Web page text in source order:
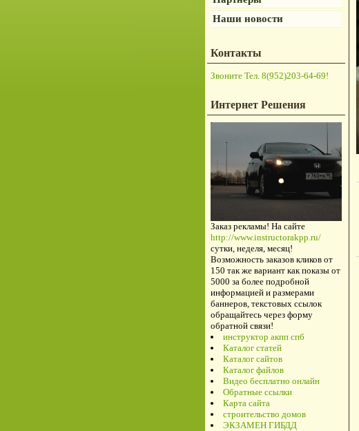
Наши новости
Контакты
Звоните Тел. 8(952)203-64-69!
Интернет Решения
Заказ рекламы! На сайте
http://www.instructorakpp.ru/
сутки, неделя, месяц!
Возможность заказов кликов от
150 так же вариант как показы от
5000 за более подробной
информацией и размерами
баннеров, текстовых ссылок
обращайтесь через форму
обратной связи!
инструктор акпп спб
Каталог статей
Каталог сайтов
Каталог файлов
Видео бесплатно онлайн
Обратные ссылки
Карта сайта
строительство домов
ЭКЗАМЕН ГИБДД